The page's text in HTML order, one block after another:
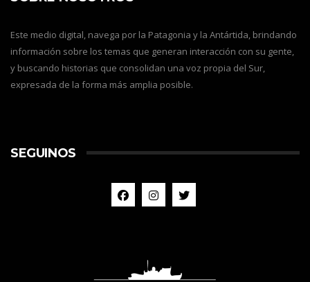
Este medio digital, navega por la Patagonia y la Antártida, brindando
información sobre los temas que generan interacción con su gente,
y buscando historias que consolidan una voz propia del Sur,
expresada de la forma más amplia posible.
SEGUINOS